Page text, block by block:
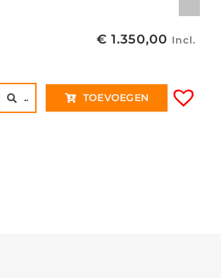
€ 1.350,00 Incl.
.. TOEVOEGEN